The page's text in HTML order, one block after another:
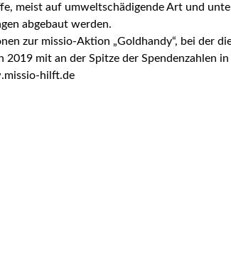
meist auf umweltschädigende Art und
abgebaut werden.
zur missio-Aktion „Goldhandy“, bei der
2019 mit an der Spitze der Spendenzahlen
hilft.de